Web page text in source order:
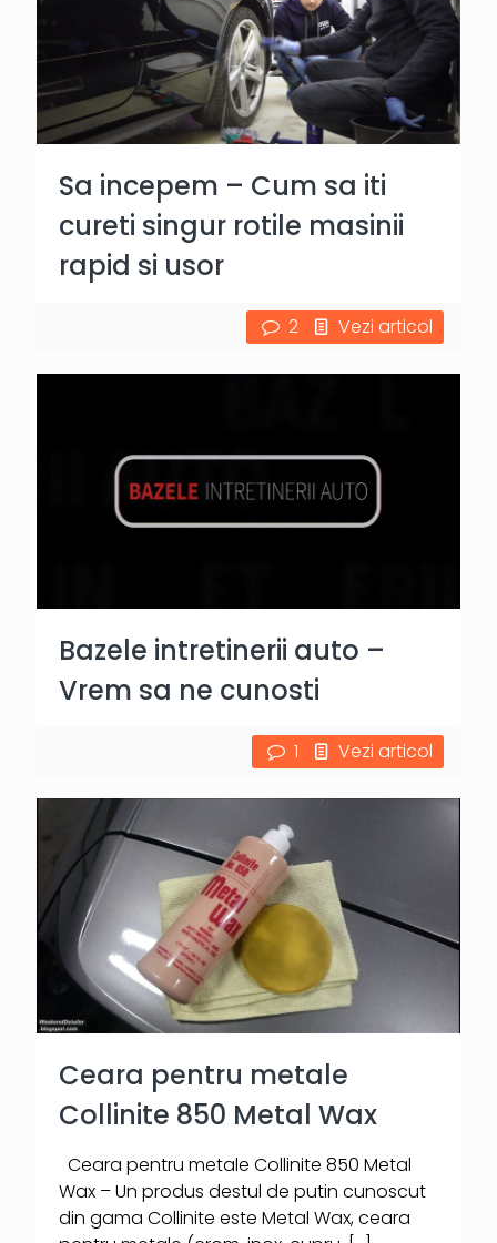
Sa incepem – Cum sa iti
cureti singur rotile masinii
rapid si usor
2 Vezi articol
Bazele intretinerii auto –
Vrem sa ne cunosti
1 Vezi articol
Ceara pentru metale
Collinite 850 Metal Wax
Ceara pentru metale Collinite 850 Metal
Wax – Un produs destul de putin cunoscut
din gama Collinite este Metal Wax, ceara